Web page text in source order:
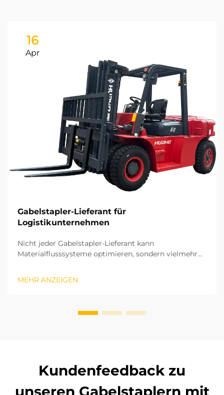
16
Apr
Gabelstapler-Lieferant für
Logistikunternehmen
Nicht jeder Gabelstapler-Lieferant kann
Materialflusssysteme optimieren, sondern vielmehr
Erfahrung mit Vor-Ort-Projekten in verschiedenen
MEHR ANZEIGEN
Kundenfeedback zu
unseren Gabelstaplern mit